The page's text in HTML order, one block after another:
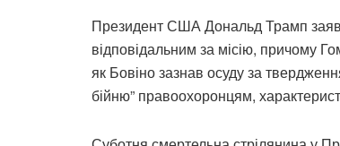
Президент США Дональд Трамп
відповідальним за місію, причому
як Бовіно зазнав осуду за
бійню” правоохоронцям,